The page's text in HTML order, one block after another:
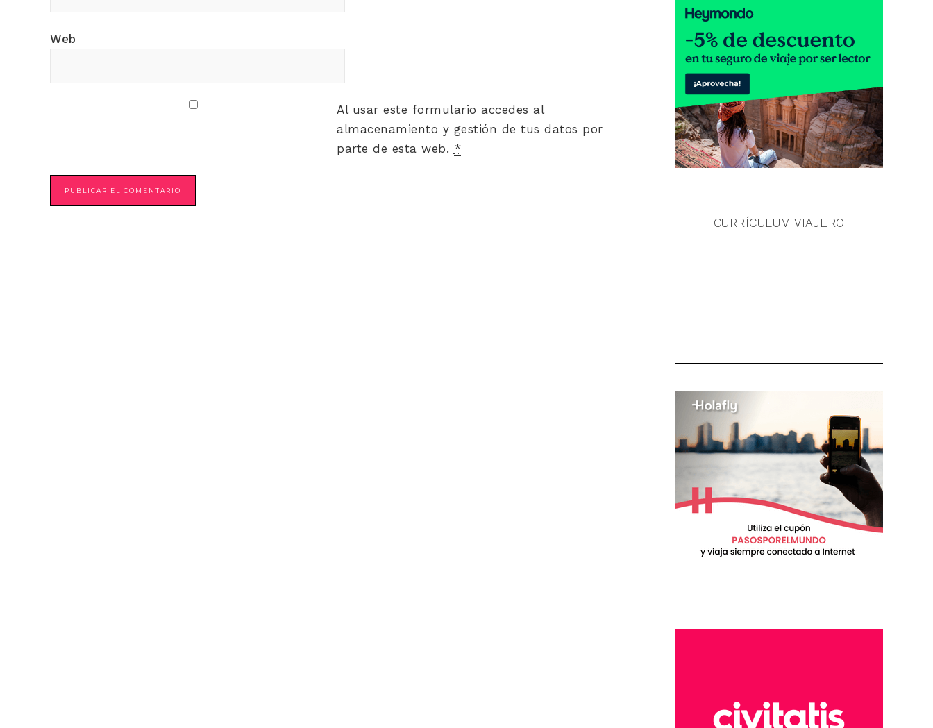
Web
Al usar este formulario accedes al
almacenamiento y gestión de tus datos por
parte de esta web. *
CURRÍCULUM VIAJERO